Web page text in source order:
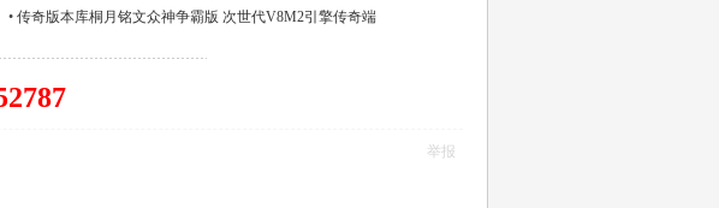
• 传奇版本库桐月铭文众神争霸版 次世代V8M2引擎传奇端
举报